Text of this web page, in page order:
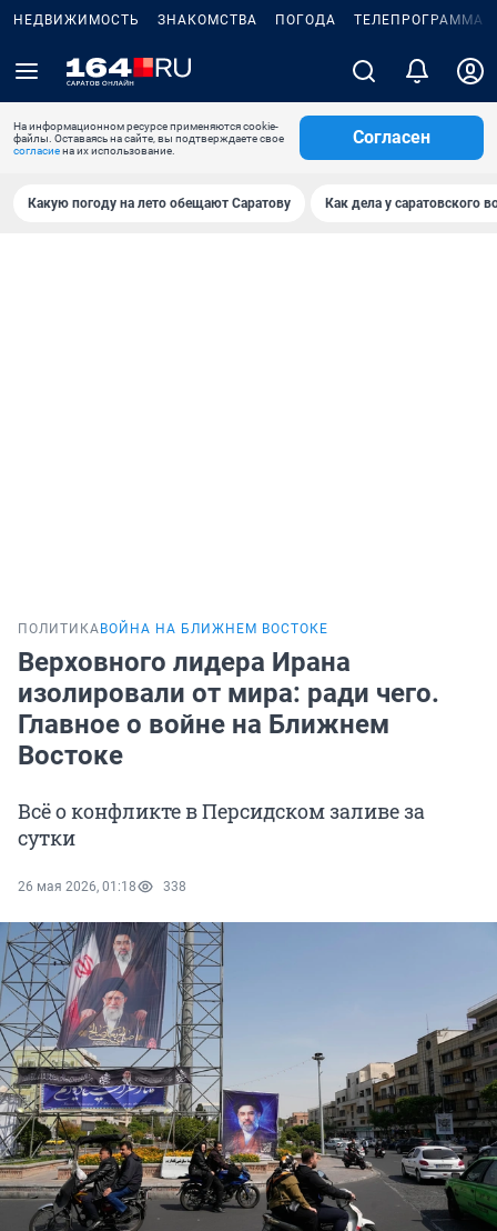
НЕДВИЖИМОСТЬ ЗНАКОМСТВА ПОГОДА ТЕЛЕПРОГРАММА
На информационном ресурсе применяются cookie-
файлы. Оставаясь на сайте, вы подтверждаете свое
согласиена их использование.
Согласен
Какую погоду на лето обещают Саратову Как дела у саратовского
ПОЛИТИКА ВОЙНА НА БЛИЖНЕМ ВОСТОКЕ
Верховного лидера Ирана
изолировали от мира: ради чего.
Главное о войне на Ближнем
Востоке
Всё о конфликте в Персидском заливе за
сутки
26 мая 2026, 01:18 338